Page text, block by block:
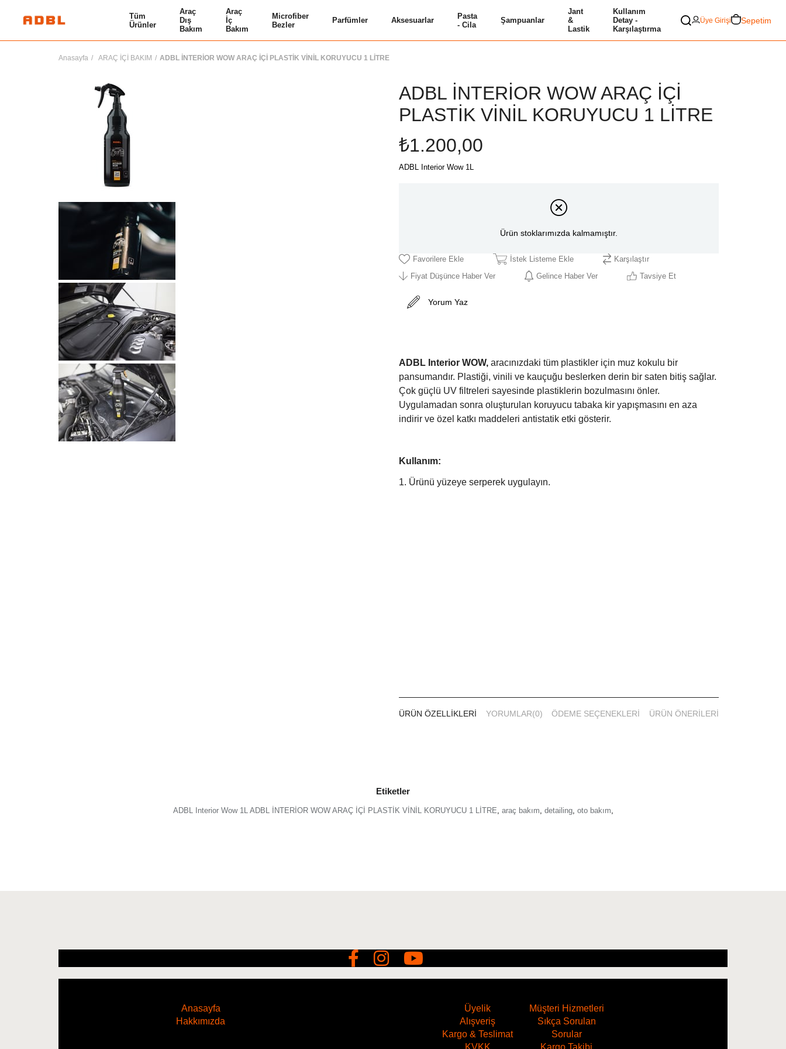
Tüm
Ürünler
Araç
Dış
Bakım
Araç
İç
Bakım
Microfiber
Bezler
Parfümler Aksesuarlar
Pasta
- Cila
Şampuanlar
Jant
&
Lastik
Kullanım
Detay -
Karşılaştırma
Üye Girişi Sepetim
Anasayfa ARAÇ İÇİ BAKIM ADBL İNTERİOR WOW ARAÇ İÇİ PLASTİK VİNİL KORUYUCU 1 LİTRE
ADBL İNTERİOR WOW ARAÇ İÇİ
PLASTİK VİNİL KORUYUCU 1 LİTRE
₺1.200,00
ADBL Interior Wow 1L
Ürün stoklarımızda kalmamıştır.
Favorilere Ekle İstek Listeme Ekle
Karşılaştır
Fiyat Düşünce Haber Ver
Gelince Haber Ver Tavsiye Et
Yorum Yaz
ADBL Interior WOW, aracınızdaki tüm plastikler için muz kokulu bir
pansumandır. Plastiği, vinili ve kauçuğu beslerken derin bir saten bitiş sağlar.
Çok güçlü UV filtreleri sayesinde plastiklerin bozulmasını önler.
Uygulamadan sonra oluşturulan koruyucu tabaka kir yapışmasını en aza
indirir ve özel katkı maddeleri antistatik etki gösterir.
Kullanım:
1. Ürünü yüzeye serperek uygulayın.
ÜRÜN ÖZELLIKLERI YORUMLAR(0) ÖDEME SEÇENEKLERI ÜRÜN ÖNERILERI
Etiketler
ADBL Interior Wow 1L ADBL İNTERİOR WOW ARAÇ İÇİ PLASTİK VİNİL KORUYUCU 1 LİTRE, araç bakım, detailing, oto bakım,
Anasayfa
Hakkımızda
Üyelik
Alışveriş
Kargo & Teslimat
Müşteri Hizmetleri
Sıkça Sorulan
Sorular